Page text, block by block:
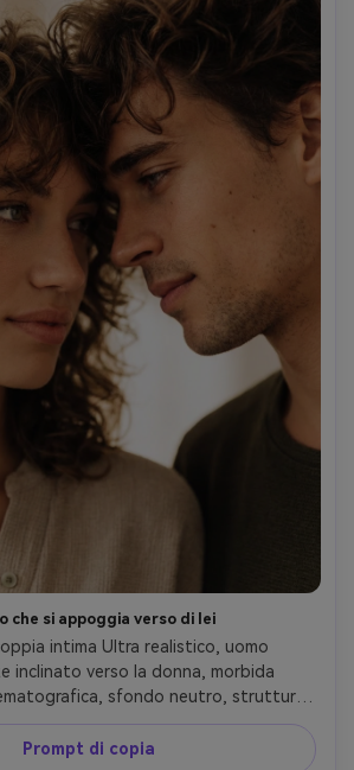
che si appoggia verso di lei
intima Ultra realistico, uomo
inclinato verso la donna, morbida
sfondo neutro, struttura
profondità di campo bassa, estetica
ma naturale, stile Comatozze
Prompt di copia